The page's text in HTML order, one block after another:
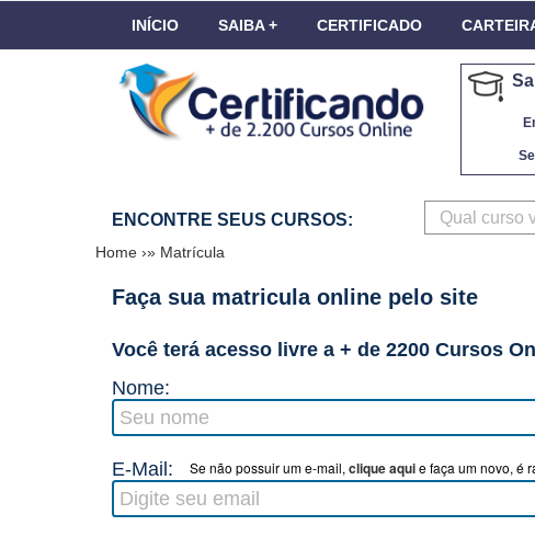
INÍCIO SAIBA + CERTIFICADO
ENCONTRE SEUS CURSOS:
Home ›» Matrícula
Faça sua matricula online pelo site
Você terá acesso livre a + de 2200 Cursos
Nome:
E-Mail: Se não possuir um e-mail, clique aquie faça um novo, é